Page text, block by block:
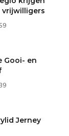
vrijwilligers
Gooi- en
Jerney